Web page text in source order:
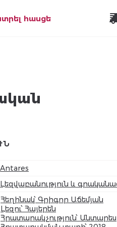
հասցե
Antares
Լեզվաբանություն և
Հեղինակ՝ Գրիգոր Աճեմյան
Լեզու՝ Հայերեն
Հրատարակչություն՝ Անտարես